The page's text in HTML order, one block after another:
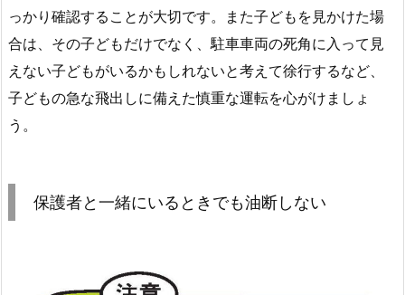
っかり確認することが大切です。また子どもを見かけた場
合は、その子どもだけでなく、駐車車両の死角に入って見
えない子どもがいるかもしれないと考えて徐行するなど、
子どもの急な飛出しに備えた慎重な運転を心がけましょ
う。
保護者と一緒にいるときでも油断しない